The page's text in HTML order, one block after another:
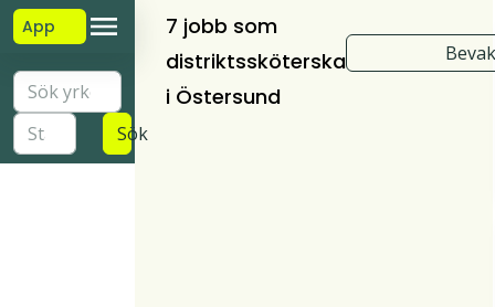
App
Sök
7 jobb som
distriktssköterska
i Östersund